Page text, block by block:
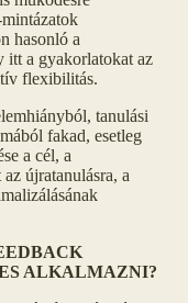
hasonló a
itt a gyakorlatokat az
flexibilitás.
tanulási
fakad, esetleg
a cél, a
újratanulásra, a
ALKALMAZNI?